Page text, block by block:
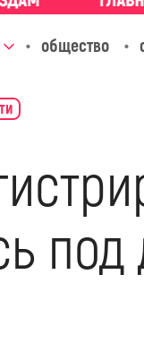
общество